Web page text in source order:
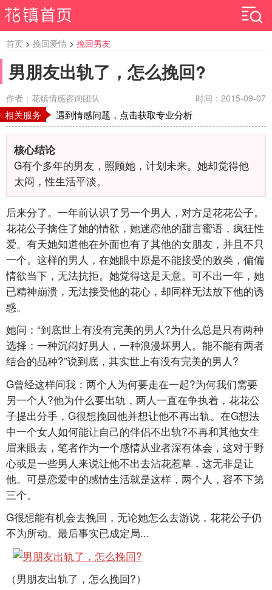
首页 > 挽回爱情 > 挽回男友
男朋友出轨了，怎么挽回?
作者：花镇情感咨询团队 时间：2015-09-07
相关服务 遇到情感问题，点击获取专业分析
核心结论
G有个多年的男友，照顾她，计划未来。她却觉得他
太闷，性生活平淡。
后来分了。一年前认识了另一个男人，对方是花花公子。
花花公子擒住了她的情欲，她迷恋他的甜言蜜语，疯狂性
爱。有天她知道他在外面也有了其他的女朋友，并且不只
一个。这样的男人，在她眼中原是不能接受的败类，偏偏
情欲当下，无法抗拒。她觉得这是天意。可不出一年，她
已精神崩溃，无法接受他的花心，却同样无法放下他的诱
惑。
她问：“到底世上有没有完美的男人?为什么总是只有两种
选择：一种沉闷好男人，一种浪漫坏男人。能不能有两者
结合的品种?”说到底，其实世上有没有完美的男人?
G曾经这样问我：两个人为何要走在一起?为何我们需要
另一个人?他为什么要出轨，两人一直在争执着，花花公
子提出分手，G很想挽回他并想让他不再出轨。在G想法
中一个女人如何能让自己的伴侣不出轨?不再和其他女生
眉来眼去，笔者作为一个感情从业者深有体会，这对于野
心或是一些男人来说让他不出去沾花惹草，这无非是让
他。可是恋爱中的感情生活就是这样，两个人，容不下第
三个。
G很想能有机会去挽回，无论她怎么去游说，花花公子仍
不为所动。最后事实已成定局...
（男朋友出轨了，怎么挽回?）